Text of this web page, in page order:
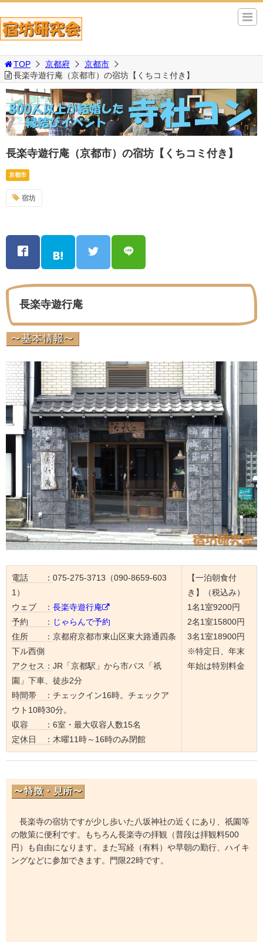
TOP 京都府
京都市
長楽寺遊行庵（京都市）の宿坊【くちコミ付き】
長楽寺遊行庵（京都市）の宿坊【くちコミ付き】
京都市
宿坊
長楽寺遊行庵
電話 ： 075-275-3713（090-8659-603
1）
ウェブ ： 長楽寺遊行庵
予約 ： じゃらんで予約
住所 ： 京都府京都市東山区東大路通四条
下ル西側
アクセス： JR「京都駅」から市バス「祇
園」下車、徒歩2分
時間帯 ： チェックイン16時。チェックア
ウト10時30分。
収容 ： 6室・最大収容人数15名
定休日 ： 木曜11時～16時のみ閉館
【一泊朝食付
き】（税込み）
1名1室9200円
2名1室15800円
3名1室18900円
※特定日、年末
年始は特別料金
長楽寺の宿坊ですが少し歩いた八坂神社の近くにあり、祇園等
の散策に便利です。もちろん長楽寺の拝観（普段は拝観料500
円）も自由になります。また写経（有料）や早朝の勤行、ハイキ
ングなどに参加できます。門限22時です。